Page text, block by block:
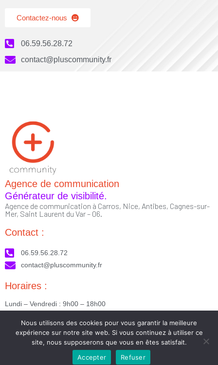
Contactez-nous
06.59.56.28.72
contact@pluscommunity.fr
Agence de communication
Générateur de visibilité.
Agence de communication à Carros, Nice, Antibes, Cagnes-sur-
Mer, Saint Laurent du Var – 06.
Contact :
06.59.56.28.72
contact@pluscommunity.fr
Horaires :
Lundi – Vendredi : 9h00 – 18h00
Nous suivre :
Nous utilisons des cookies pour vous garantir la meilleure
expérience sur notre site web. Si vous continuez à utiliser ce
site, nous supposerons que vous en êtes satisfait.
Accepter
Refuser